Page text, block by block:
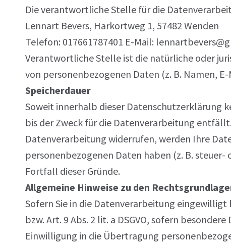
Die verantwortliche Stelle für die
Lennart Bevers, Harkortweg 1, 57482 Wenden
Telefon: 017661787401 E-Mail:
Verantwortliche Stelle ist die natürliche oder
von personenbezogenen Daten (z. B. Namen,
Speicherdauer
Soweit innerhalb dieser Datenschutzerklärung
bis der Zweck für die Datenverarbeitung
Datenverarbeitung widerrufen, werden Ihre
personenbezogenen Daten haben (z. B.
Fortfall dieser Gründe.
Allgemeine Hinweise zu den
Sofern Sie in die Datenverarbeitung eingewilligt
bzw. Art. 9 Abs. 2 lit. a DSGVO, sofern
Einwilligung in die Übertragung